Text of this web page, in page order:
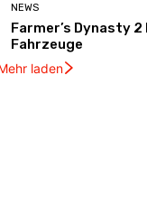
NEWS
Farmer’s Dynasty
Fahrzeuge
laden